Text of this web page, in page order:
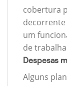
cobertura
decorrente
um
de
Despesas
Alguns